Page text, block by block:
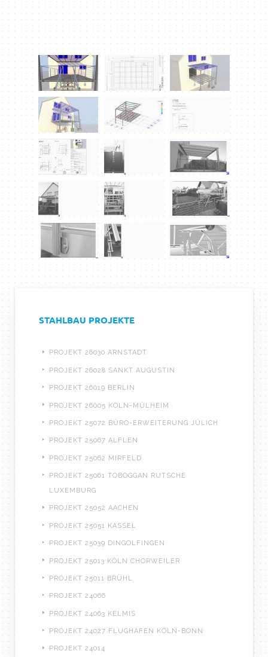
STAHLBAU PROJEKTE
PROJEKT 26030 ARNSTADT
PROJEKT 26028 SANKT AUGUSTIN
PROJEKT 26019 BERLIN
PROJEKT 26005 KÖLN-MÜLHEIM
PROJEKT 25072 BÜRO-ERWEITERUNG JÜLICH
PROJEKT 25067 ALFLEN
PROJEKT 25062 MIRFELD
PROJEKT 25061 TOBOGGAN RUTSCHE
LUXEMBURG
PROJEKT 25052 AACHEN
PROJEKT 25051 KASSEL
PROJEKT 25039 DINGOLFINGEN
PROJEKT 25013 KÖLN CHORWEILER
PROJEKT 25011 BRÜHL
PROJEKT 24066
PROJEKT 24063 KELMIS
PROJEKT 24027 FLUGHAFEN KÖLN-BONN
PROJEKT 24014